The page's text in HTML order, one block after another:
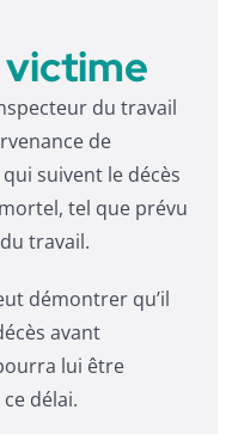
du travail
de
suivent le décès
tel que prévu
travail.
démontrer qu’il
avant
lui être
délai.